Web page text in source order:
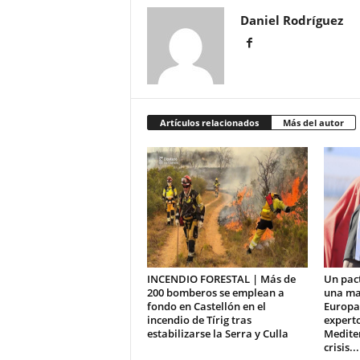
Daniel Rodríguez
Artículos relacionados Más del autor
INCENDIO FORESTAL | Más de
200 bomberos se emplean a
fondo en Castellón en el
incendio de Tírig tras
estabilizarse la Serra y Culla
Un
una
crisis...